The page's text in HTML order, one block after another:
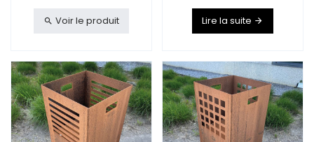
Voir le produit Lire la suite